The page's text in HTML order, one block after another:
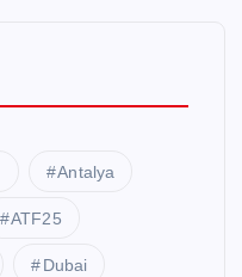
Antalya
ATF25
Dubai